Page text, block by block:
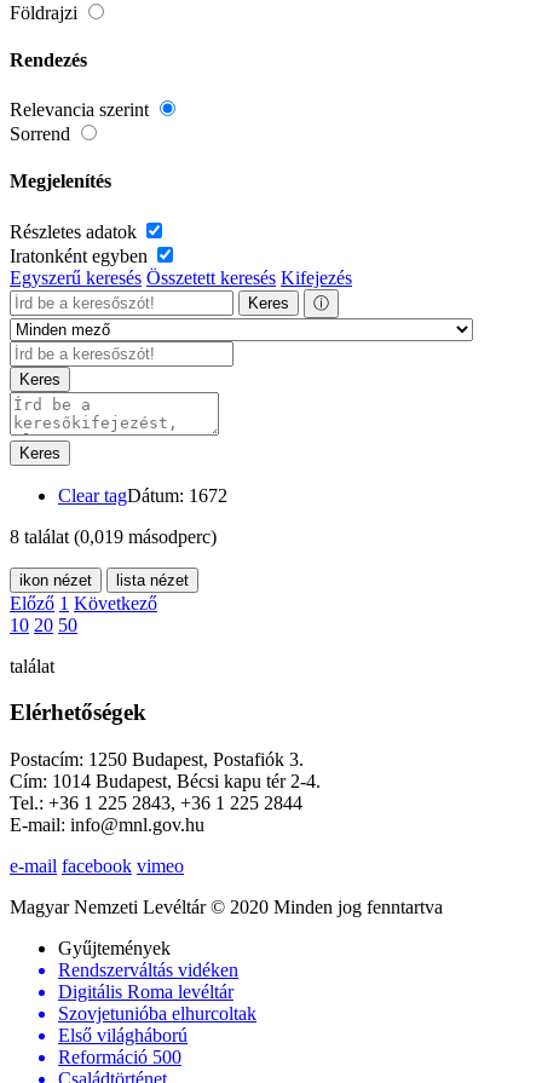
Földrajzi
Rendezés
Relevancia szerint
Sorrend
Megjelenítés
Részletes adatok
Iratonként egyben
Egyszerű keresés Összetett keresés Kifejezés
Keres ⓘ
Keres
Keres
Clear tagDátum: 1672
8 találat (0,019 másodperc)
ikon nézet lista nézet
Előző 1 Következő
10 20 50
találat
Elérhetőségek
Postacím: 1250 Budapest, Postafiók 3.
Cím: 1014 Budapest, Bécsi kapu tér 2-4.
Tel.: +36 1 225 2843, +36 1 225 2844
E-mail: info@mnl.gov.hu
e-mail facebook vimeo
Magyar Nemzeti Levéltár © 2020 Minden jog fenntartva
Gyűjtemények
Rendszerváltás vidéken
Digitális Roma levéltár
Szovjetunióba elhurcoltak
Első világháború
Reformáció 500